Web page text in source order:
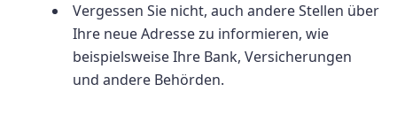
Vergessen Sie nicht, auch andere Stellen über
Ihre neue Adresse zu informieren, wie
beispielsweise Ihre Bank, Versicherungen
und andere Behörden.